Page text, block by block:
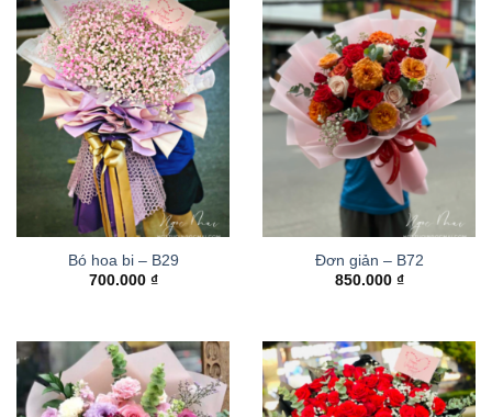
Bó hoa bi – B29
700.000 ₫
Đơn giản – B72
850.000 ₫